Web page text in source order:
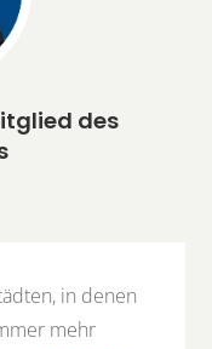
des
in denen
mehr